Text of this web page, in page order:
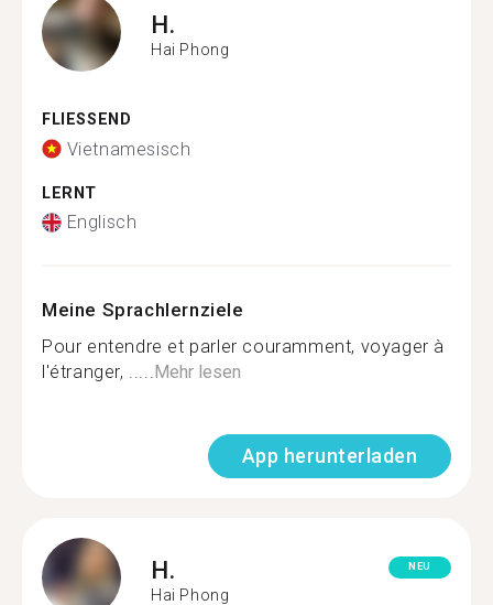
H.
Hai Phong
FLIESSEND
Vietnamesisch
LERNT
Englisch
Meine Sprachlernziele
Pour entendre et parler couramment, voyager à
l'étranger, .....Mehr lesen
App herunterladen
H.
Hai Phong
NEU